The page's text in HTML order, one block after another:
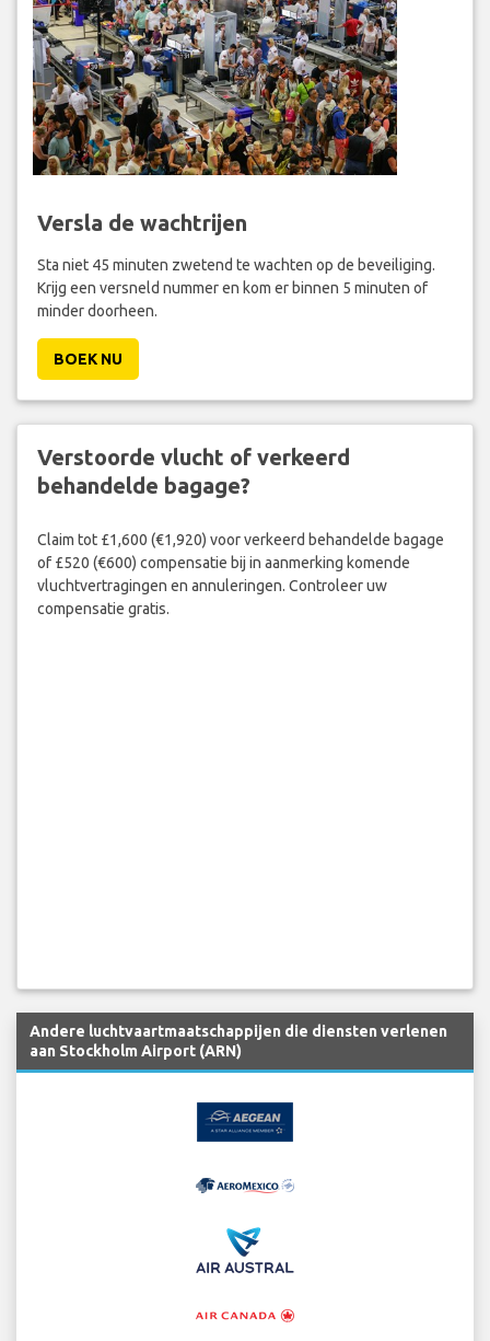
Versla de wachtrijen
Sta niet 45 minuten zwetend te wachten op de beveiliging.
Krijg een versneld nummer en kom er binnen 5 minuten of
minder doorheen.
BOEK NU
Verstoorde vlucht of verkeerd
behandelde bagage?
Claim tot £1,600 (€1,920) voor verkeerd behandelde bagage
of £520 (€600) compensatie bij in aanmerking komende
vluchtvertragingen en annuleringen. Controleer uw
compensatie gratis.
Andere luchtvaartmaatschappijen die diensten verlenen
aan Stockholm Airport (ARN)